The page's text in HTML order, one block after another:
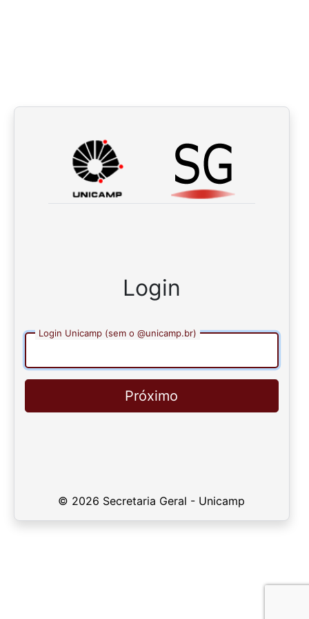
Login
Login Unicamp (sem o @unicamp.br)
Próximo
© 2026 Secretaria Geral - Unicamp